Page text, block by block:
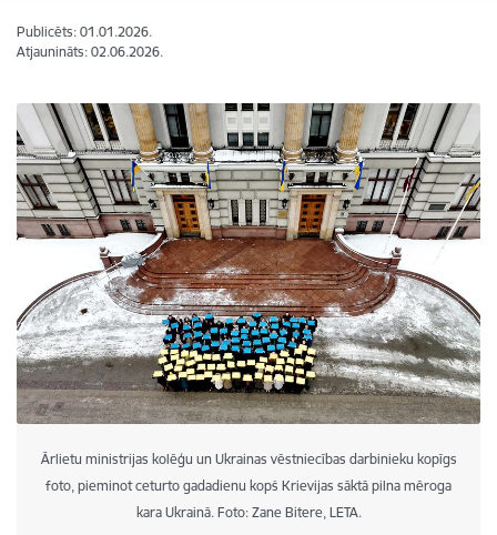
Publicēts: 01.01.2026.
Atjaunināts: 02.06.2026.
Ārlietu ministrijas kolēģu un Ukrainas vēstniecības darbinieku kopīgs
foto, pieminot ceturto gadadienu kopš Krievijas sāktā pilna mēroga
kara Ukrainā. Foto: Zane Bitere, LETA.